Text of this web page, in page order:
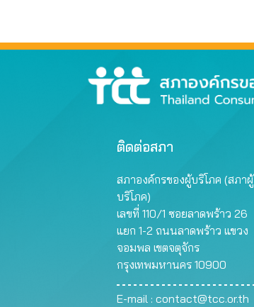
ติดต่อสภา
สภาองค์กรของผู้บริโภค (สภาผู้
บริโภค)
เลขที่ 110/1 ซอยลาดพร้าว 26
แยก 1-2 ถนนลาดพร้าว แขวง
จอมพล เขตจตุจักร
กรุงเทพมหานคร 10900
E-mail : contact@tcc.or.th